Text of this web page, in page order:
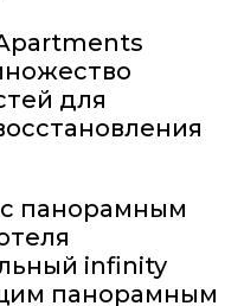
для
панорамным
infinity
панорамным